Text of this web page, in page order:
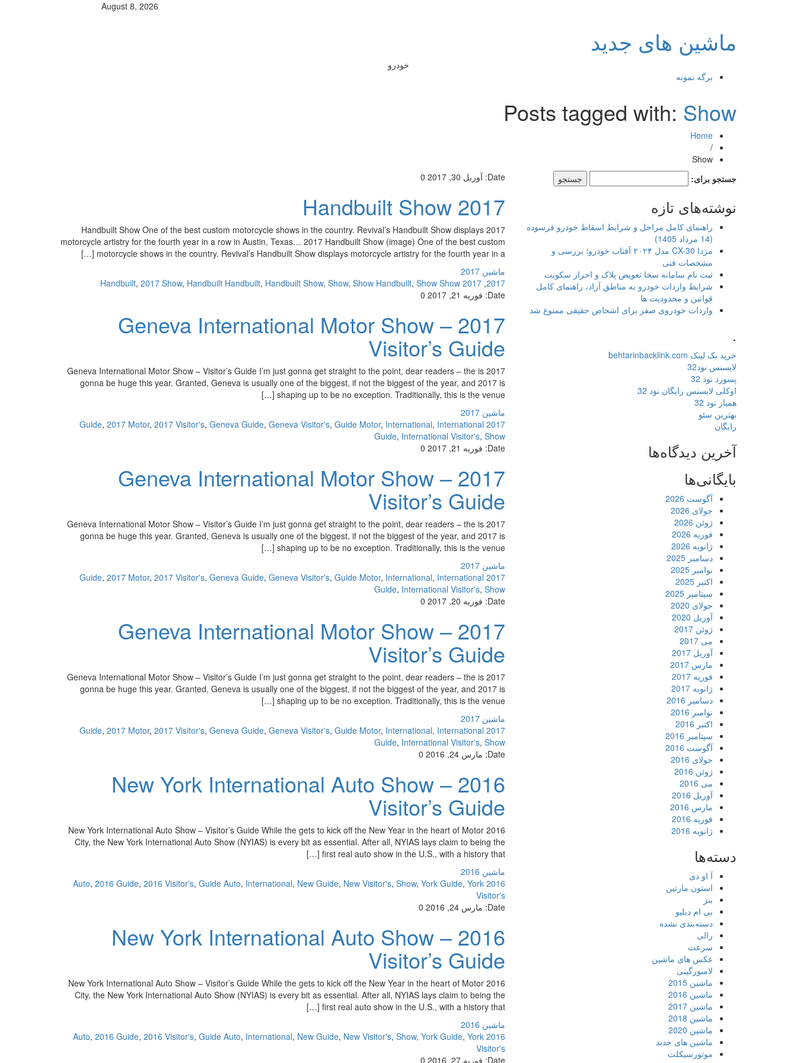
August 8, 2026
ماشین های جدید
خودرو
برگه نمونه
Posts tagged with: Show
Home
/
Show
Date: آوریل 30, 2017 0
2017 Handbuilt Show
2017 Handbuilt Show One of the best custom motorcycle shows in the country. Revival’s Handbuilt Show displays
motorcycle artistry for the fourth year in a row in Austin, Texas… 2017 Handbuilt Show (image) One of the best custom
motorcycle shows in the country. Revival’s Handbuilt Show displays motorcycle artistry for the fourth year in a […]
ماشین 2017
2017
,
2017 Handbuilt
, 2017 Show, Handbuilt Handbuilt, Handbuilt Show, Show, Show Handbuilt, Show Show
Date: فوریه 21, 2017 0
2017 Geneva International Motor Show –
Visitor’s Guide
2017 Geneva International Motor Show – Visitor’s Guide I’m just gonna get straight to the point, dear readers – the is
gonna be huge this year. Granted, Geneva is usually one of the biggest, if not the biggest of the year, and 2017 is
shaping up to be no exception. Traditionally, this is the venue […]
ماشین 2017
2017 Guide
, 2017 Motor, 2017 Visitor's, Geneva Guide, Geneva Visitor's, Guide Motor, International, International
Guide, International Visitor's, Show
Date: فوریه 21, 2017 0
2017 Geneva International Motor Show –
Visitor’s Guide
2017 Geneva International Motor Show – Visitor’s Guide I’m just gonna get straight to the point, dear readers – the is
gonna be huge this year. Granted, Geneva is usually one of the biggest, if not the biggest of the year, and 2017 is
shaping up to be no exception. Traditionally, this is the venue […]
ماشین 2017
2017 Guide
, 2017 Motor, 2017 Visitor's, Geneva Guide, Geneva Visitor's, Guide Motor, International, International
Guide, International Visitor's, Show
Date: فوریه 20, 2017 0
2017 Geneva International Motor Show –
Visitor’s Guide
2017 Geneva International Motor Show – Visitor’s Guide I’m just gonna get straight to the point, dear readers – the is
gonna be huge this year. Granted, Geneva is usually one of the biggest, if not the biggest of the year, and 2017 is
shaping up to be no exception. Traditionally, this is the venue […]
ماشین 2017
2017 Guide
, 2017 Motor, 2017 Visitor's, Geneva Guide, Geneva Visitor's, Guide Motor, International, International
Guide, International Visitor's, Show
Date: مارس 24, 2016 0
2016 New York International Auto Show –
Visitor’s Guide
2016 New York International Auto Show – Visitor’s Guide While the gets to kick off the New Year in the heart of Motor
City, the New York International Auto Show (NYIAS) is every bit as essential. After all, NYIAS lays claim to being the
first real auto show in the U.S., with a history that […]
ماشین 2016
2016 Auto
, 2016 Guide, 2016 Visitor's, Guide Auto, International, New Guide, New Visitor's, Show, York Guide, York
Visitor's
Date: مارس 24, 2016 0
2016 New York International Auto Show –
Visitor’s Guide
2016 New York International Auto Show – Visitor’s Guide While the gets to kick off the New Year in the heart of Motor
City, the New York International Auto Show (NYIAS) is every bit as essential. After all, NYIAS lays claim to being the
first real auto show in the U.S., with a history that […]
ماشین 2016
2016 Auto
, 2016 Guide, 2016 Visitor's, Guide Auto, International, New Guide, New Visitor's, Show, York Guide, York
Visitor's
Date: فوریه 27, 2016 0
جستجو برای:
نوشته‌های تازه
راهنمای کامل مراحل و شرایط اسقاط خودرو فرسوده
(14 مرداد 1405)
مزدا CX-30 مدل ۲۰۲۴ آفتاب خودرو؛ بررسی و
مشخصات فنی
ثبت نام سامانه سخا تعویض پلاک و احراز سکونت
شرایط واردات خودرو به مناطق آزاد، راهنمای کامل
قوانین و محدودیت ها
واردات خودروی صفر برای اشخاص حقیقی ممنوع شد
.
خرید بک لینک behtarinbacklink.com
لایسنس نود32
پسورد نود 32
اوکلی لایسنس رایگان نود 32
همیار نود 32
بهترین سئو
رایگان
آخرین دیدگاه‌ها
بایگانی‌ها
آگوست 2026
جولای 2026
ژوئن 2026
فوریه 2026
ژانویه 2026
دسامبر 2025
نوامبر 2025
اکتبر 2025
سپتامبر 2025
جولای 2020
آوریل 2020
ژوئن 2017
می 2017
آوریل 2017
مارس 2017
فوریه 2017
ژانویه 2017
دسامبر 2016
نوامبر 2016
اکتبر 2016
سپتامبر 2016
آگوست 2016
جولای 2016
ژوئن 2016
می 2016
آوریل 2016
مارس 2016
فوریه 2016
ژانویه 2016
دسته‌ها
آ او دی
استون مارتین
بنز
بی ام دبلیو
دسته‌بندی نشده
رالی
سرعت
عکس های ماشین
لامبورگینی
ماشین 2015
ماشین 2016
ماشین 2017
ماشین 2018
ماشین 2020
ماشین های جدید
موتورسیکلت